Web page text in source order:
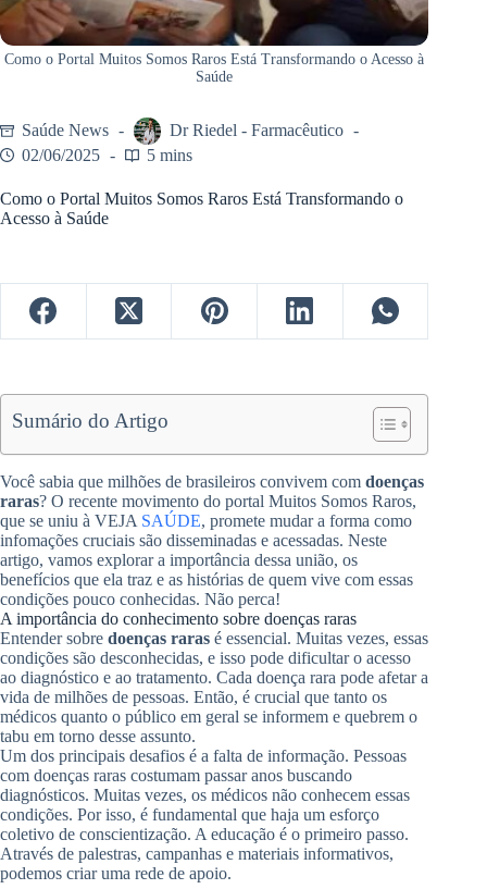
Como o Portal Muitos Somos Raros Está Transformando o Acesso à
Saúde
Saúde News
Dr Riedel - Farmacêutico
02/06/2025
5 mins
Como o Portal Muitos Somos Raros Está Transformando o
Acesso à Saúde
Sumário do Artigo
Você sabia que milhões de brasileiros convivem com doenças
raras? O recente movimento do portal Muitos Somos Raros,
que se uniu à VEJA SAÚDE, promete mudar a forma como
infomações cruciais são disseminadas e acessadas. Neste
artigo, vamos explorar a importância dessa união, os
benefícios que ela traz e as histórias de quem vive com essas
condições pouco conhecidas. Não perca!
A importância do conhecimento sobre doenças raras
Entender sobre doenças raras é essencial. Muitas vezes, essas
condições são desconhecidas, e isso pode dificultar o acesso
ao diagnóstico e ao tratamento. Cada doença rara pode afetar a
vida de milhões de pessoas. Então, é crucial que tanto os
médicos quanto o público em geral se informem e quebrem o
tabu em torno desse assunto.
Um dos principais desafios é a falta de informação. Pessoas
com doenças raras costumam passar anos buscando
diagnósticos. Muitas vezes, os médicos não conhecem essas
condições. Por isso, é fundamental que haja um esforço
coletivo de conscientização. A educação é o primeiro passo.
Através de palestras, campanhas e materiais informativos,
podemos criar uma rede de apoio.